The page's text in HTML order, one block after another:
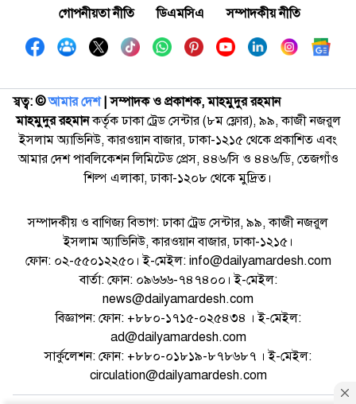
গোপনীয়তা নীতি
ডিএমসিএ সম্পাদকীয় নীতি
স্বত্ব: ©️আমার দেশ| সম্পাদক ও প্রকাশক, মাহমুদুর রহমান
মাহমুদুর রহমানকর্তৃক ঢাকা ট্রেড সেন্টার (৮ম ফ্লোর), ৯৯, কাজী নজরুল
ইসলাম অ্যাভিনিউ, কারওয়ান বাজার, ঢাকা-১২১৫ থেকে প্রকাশিত এবং
আমার দেশ পাবলিকেশন লিমিটেড প্রেস, ৪৪৬/সি ও ৪৪৬/ডি, তেজগাঁও
শিল্প এলাকা, ঢাকা-১২০৮ থেকে মুদ্রিত।
সম্পাদকীয় ও বাণিজ্য বিভাগ: ঢাকা ট্রেড সেন্টার, ৯৯, কাজী নজরুল
ইসলাম অ্যাভিনিউ, কারওয়ান বাজার, ঢাকা-১২১৫।
ফোন: ০২-৫৫০১২২৫০। ই-মেইল: info@dailyamardesh.com
বার্তা: ফোন: ০৯৬৬৬-৭৪৭৪০০। ই-মেইল:
news@dailyamardesh.com
বিজ্ঞাপন: ফোন: +৮৮০-১৭১৫-০২৫৪৩৪ । ই-মেইল:
ad@dailyamardesh.com
সার্কুলেশন: ফোন: +৮৮০-০১৮১৯-৮৭৮৬৮৭ । ই-মেইল:
circulation@dailyamardesh.com